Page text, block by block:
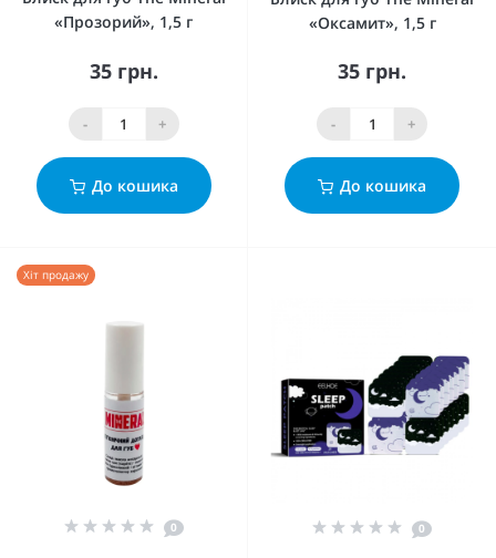
«Прозорий», 1,5 г
35 грн.
- +
До кошика
«Оксамит», 1,5 г
35 грн.
- +
До кошика
Хіт продажу
0 0